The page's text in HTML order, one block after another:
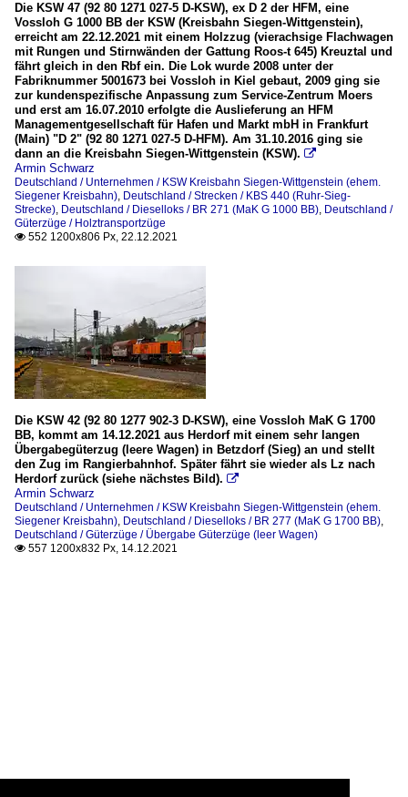
Die KSW 47 (92 80 1271 027-5 D-KSW), ex D 2 der HFM, eine
Vossloh G 1000 BB der KSW (Kreisbahn Siegen-Wittgenstein),
erreicht am 22.12.2021 mit einem Holzzug (vierachsige Flachwagen
mit Rungen und Stirnwänden der Gattung Roos-t 645) Kreuztal und
fährt gleich in den Rbf ein. Die Lok wurde 2008 unter der
Fabriknummer 5001673 bei Vossloh in Kiel gebaut, 2009 ging sie
zur kundenspezifische Anpassung zum Service-Zentrum Moers
und erst am 16.07.2010 erfolgte die Auslieferung an HFM
Managementgesellschaft für Hafen und Markt mbH in Frankfurt
(Main) "D 2" (92 80 1271 027-5 D-HFM). Am 31.10.2016 ging sie
dann an die Kreisbahn Siegen-Wittgenstein (KSW). 
Armin Schwarz
Deutschland / Unternehmen / KSW Kreisbahn Siegen-Wittgenstein (ehem.
Siegener Kreisbahn), Deutschland / Strecken / KBS 440 (Ruhr-Sieg-
Strecke), Deutschland / Dieselloks / BR 271 (MaK G 1000 BB), Deutschland /
Güterzüge / Holztransportzüge
 552 1200x806 Px, 22.12.2021
Die KSW 42 (92 80 1277 902-3 D-KSW), eine Vossloh MaK G 1700
BB, kommt am 14.12.2021 aus Herdorf mit einem sehr langen
Übergabegüterzug (leere Wagen) in Betzdorf (Sieg) an und stellt
den Zug im Rangierbahnhof. Später fährt sie wieder als Lz nach
Herdorf zurück (siehe nächstes Bild). 
Armin Schwarz
Deutschland / Unternehmen / KSW Kreisbahn Siegen-Wittgenstein (ehem.
Siegener Kreisbahn), Deutschland / Dieselloks / BR 277 (MaK G 1700 BB),
Deutschland / Güterzüge / Übergabe Güterzüge (leer Wagen)
 557 1200x832 Px, 14.12.2021